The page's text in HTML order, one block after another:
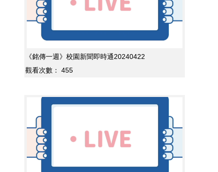
《銘傳一週》校園新聞即時通20240422
觀看次數：
455